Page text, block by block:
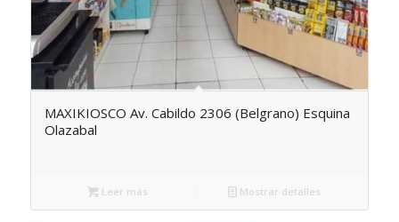
MAXIKIOSCO Av. Cabildo 2306 (Belgrano) Esquina
Olazabal
Leer más Mostrar detalles